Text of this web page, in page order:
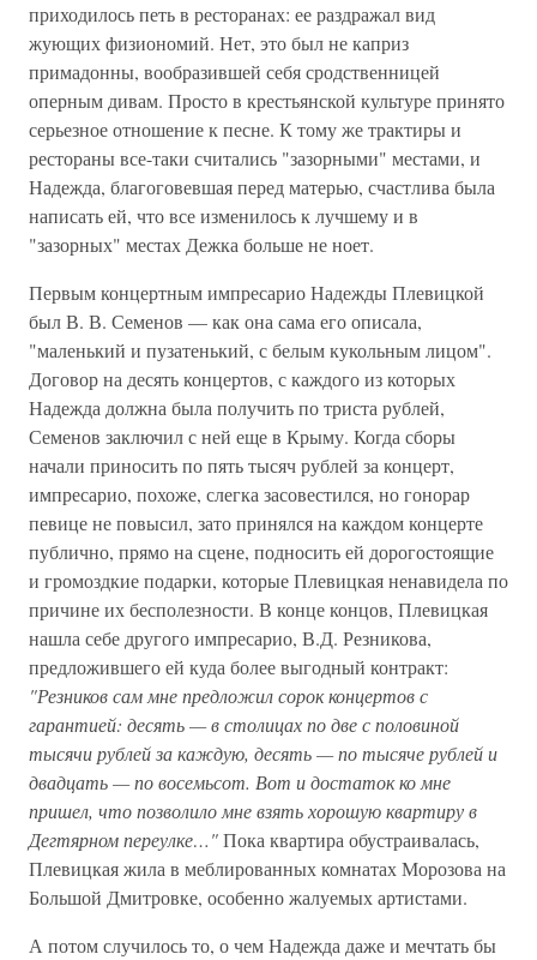
приходилось петь в ресторанах: ее раздражал вид
жующих физиономий. Нет, это был не каприз
примадонны, вообразившей себя сродственницей
оперным дивам. Просто в крестьянской культуре принято
серьезное отношение к песне. К тому же трактиры и
рестораны все-таки считались "зазорными" местами, и
Надежда, благоговевшая перед матерью, счастлива была
написать ей, что все изменилось к лучшему и в
"зазорных" местах Дежка больше не ноет.
Первым концертным импресарио Надежды Плевицкой
был В. В. Семенов — как она сама его описала,
"маленький и пузатенький, с белым кукольным лицом".
Договор на десять концертов, с каждого из которых
Надежда должна была получить по триста рублей,
Семенов заключил с ней еще в Крыму. Когда сборы
начали приносить по пять тысяч рублей за концерт,
импресарио, похоже, слегка засовестился, но гонорар
певице не повысил, зато принялся на каждом концерте
публично, прямо на сцене, подносить ей дорогостоящие
и громоздкие подарки, которые Плевицкая ненавидела по
причине их бесполезности. В конце концов, Плевицкая
нашла себе другого импресарио, В.Д. Резникова,
предложившего ей куда более выгодный контракт:
"Резников сам мне предложил сорок концертов с
гарантией: десять — в столицах по две с половиной
тысячи рублей за каждую, десять — по тысяче рублей и
двадцать — по восемьсот. Вот и достаток ко мне
пришел, что позволило мне взять хорошую квартиру в
Дегтярном переулке…"Пока квартира обустраивалась,
Плевицкая жила в меблированных комнатах Морозова на
Большой Дмитровке, особенно жалуемых артистами.
А потом случилось то, о чем Надежда даже и мечтать бы